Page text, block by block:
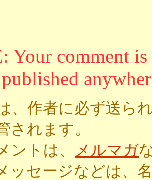
Your comment
、作者に必ず送ら
されます。
ントは、
メルマガ
ッセージなどは、